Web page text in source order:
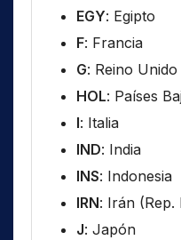
EGY: Egipto
F: Francia
G: Reino Unido
HOL: Países
I: Italia
IND: India
INS: Indonesia
IRN: Irán (Rep.
J: Japón